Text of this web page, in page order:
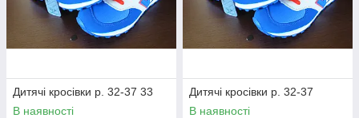
Дитячі кросівки р. 32-37 33
В наявності
Дитячі кросівки р. 32-37
В наявності